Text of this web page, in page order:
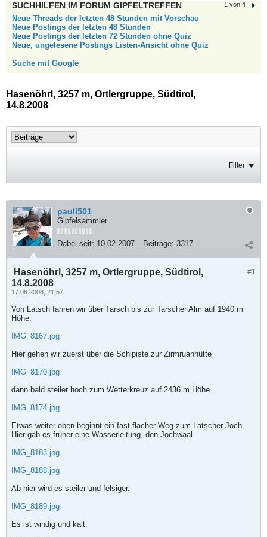
1 von 4
SUCHHILFEN IM FORUM GIPFELTREFFEN
Neue Threads der letzten 48 Stunden mit Vorschau
Neue Postings der letzten 48 Stunden
Neue Postings der letzten 72 Stunden ohne Quiz
Neue, ungelesene Postings Listen-Ansicht ohne Quiz
Suche mit Google
Hasenöhrl, 3257 m, Ortlergruppe, Südtirol,
14.8.2008
Filter
pauli501
Gipfelsammler
Dabei seit: 10.02.2007 Beiträge: 3317
#1
Hasenöhrl, 3257 m, Ortlergruppe, Südtirol,
14.8.2008
17.08.2008, 21:57
Von Latsch fahren wir über Tarsch bis zur Tarscher Alm auf 1940 m
Höhe.
IMG_8167.jpg
Hier gehen wir zuerst über die Schipiste zur Zirmruanhütte
IMG_8170.jpg
dann bald steiler hoch zum Wetterkreuz auf 2436 m Höhe.
IMG_8174.jpg
Etwas weiter oben beginnt ein fast flacher Weg zum Latscher Joch.
Hier gab es früher eine Wasserleitung, den Jochwaal.
IMG_8183.jpg
IMG_8188.jpg
Ab hier wird es steiler und felsiger.
IMG_8189.jpg
Es ist windig und kalt.